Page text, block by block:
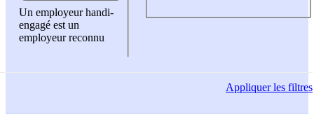
Un employeur handi-
engagé est un
employeur reconnu
Appliquerles filtres